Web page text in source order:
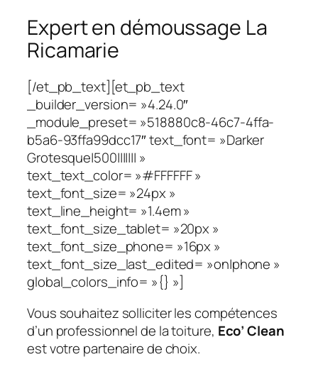
Expert en démoussage La
Ricamarie
[/et_pb_text][et_pb_text
_builder_version= »4.24.0″
_module_preset= »518880c8-46c7-4ffa-
b5a6-93ffa99dcc17″ text_font= »Darker
Grotesque|500||||||| »
text_text_color= »#FFFFFF »
text_font_size= »24px »
text_line_height= »1.4em »
text_font_size_tablet= »20px »
text_font_size_phone= »16px »
text_font_size_last_edited= »on|phone »
global_colors_info= »{} »]
Vous souhaitez solliciter les compétences
d’un professionnel de la toiture, Eco’ Clean
est votre partenaire de choix.